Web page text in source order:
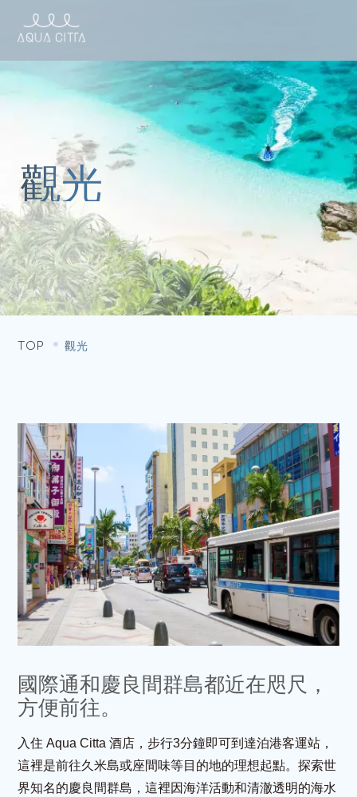
TOP 觀光
國際通和慶良間群島都近在咫尺，
方便前往。
入住 Aqua Citta 酒店，步行3分鐘即可到達泊港客運站，
這裡是前往久米島或座間味等目的地的理想起點。探索世
界知名的慶良間群島，這裡因海洋活動和清澈透明的海水